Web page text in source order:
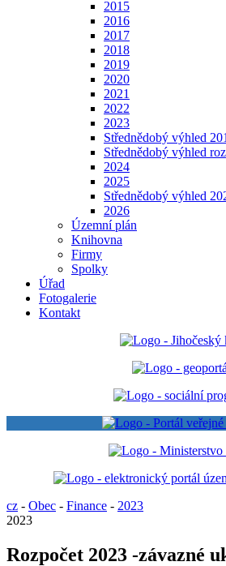
2015
2016
2017
2018
2019
2020
2021
2022
2023
Střednědobý výhled
Střednědobý výhled
2024
2025
Střednědobý výhled
2026
Územní plán
Knihovna
Firmy
Spolky
Úřad
Fotogalerie
Kontakt
cz - Obec - Finance - 2023
2023
Rozpočet 2023 -závazné